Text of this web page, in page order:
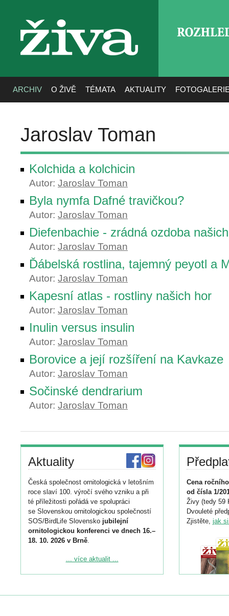
živa
ARCHIV O ŽIVĚ TÉMATA AKTUALITY
Jaroslav Toman
Kolchida a kolchicin
Autor: Jaroslav Toman
Byla nymfa Dafné travičkou?
Autor: Jaroslav Toman
Diefenbachie - zrádná ozdoba
Autor: Jaroslav Toman
Ďábelská rostlina, tajemný peyotl a
Autor: Jaroslav Toman
Kapesní atlas - rostliny našich hor
Autor: Jaroslav Toman
Inulin versus insulin
Autor: Jaroslav Toman
Borovice a její rozšíření na Kavkaze
Autor: Jaroslav Toman
Sočinské dendrarium
Autor: Jaroslav Toman
Aktuality
Česká společnost ornitologická v letošním
roce slaví 100. výročí svého vzniku a při
té příležitosti pořádá ve spolupráci
se Slovenskou ornitologickou společností
SOS/BirdLife Slovensko jubilejní
ornitologickou konferenci ve dnech 16.–
18. 10. 2026 v Brně.
Podrobnější informace ke konferenci
Registrovat se můžete do 6. září.
... více aktualit ...
Cena
od čísla 1/
Živy (tedy 59
Dvouleté
Zjistěte, jak